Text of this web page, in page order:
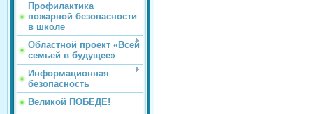
Профилактика
пожарной безопасности
в школе
Областной проект «Всей
семьей в будущее»
Информационная
безопасность
Великой ПОБЕДЕ!